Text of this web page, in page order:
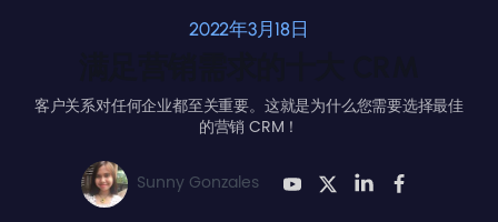
2022年3月18日
客户关系对任何企业都至关重要。这就是为什么您需要选择最佳
的营销 CRM！
Sunny Gonzales